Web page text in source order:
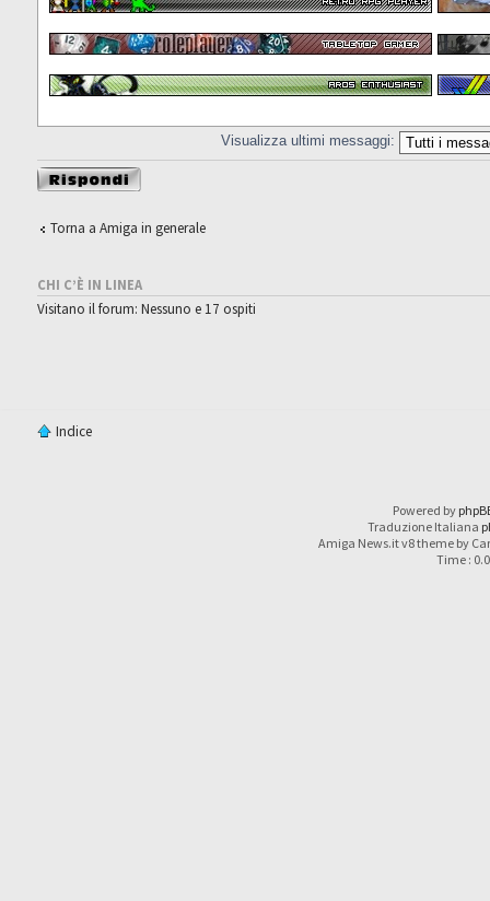
Visualizza ultimi messaggi:
Rispondi al
messaggio
Torna a Amiga in generale
CHI C’È IN LINEA
Visitano il forum: Nessuno e 17 ospiti
Indice
Powered by
Traduzione Italiana
Amiga News.it v8 theme by
Time :